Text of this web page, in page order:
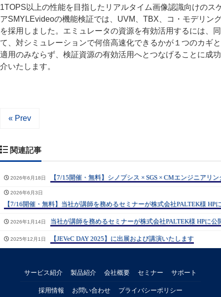
1TOPS以上の性能を目指したリアルタイム画像認識向けのス
アSMYLEvideoの機能検証では、UVM、TBX、コ・モデリン
を採用しました。エミュレータの資源を有効活用するには、
て、対シミュレーションで何倍高速化できるかが１つのカギ
適用のみならず、検証資源の有効活用へとつなげることに成
介いたします。
« Prev
関連記事
2026年6月18日 【7/15開催・無料】シノプシス × SGS × CMエンジニアリ
2026年6月3日
【7/16開催・無料】当社が講師を務めるセミナーが株式会社PALTEK様 HP
2026年1月14日 当社が講師を務めるセミナーが株式会社PALTEK様 HPに公
2025年12月1日 【JEVeC DAY 2025】に出展および講演いたします
サービス紹介 製品紹介 会社概要 セミナー サポート
採用情報 お問い合わせ プライバシーポリシー